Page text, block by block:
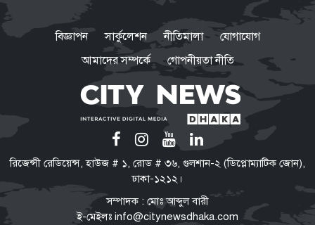
ভারতে যেভাবে দিন কাটাচ্ছেন পলাতক
আ.লীগ নেতারা
ড্যাবের প্রতিষ্ঠাবার্ষিকীতে প্রধানমন্ত্রী
তারেক রহমান
বিজ্ঞাপন সার্কুলেশন নীতিমালা
যোগাযোগ
আমাদের সম্পর্কে
গোপনীয়তা নীতি
রিজেন্সী রেডিয়েন্স, হাউজ # ১, রোড # ৩৬, গুলশান-২ (ডিপ্লোম্যাটিক জোন),
ঢাকা-১২১২।
সম্পাদক : মোঃ আব্দুল বারী
ই-মেইলঃ info@citynewsdhaka.com